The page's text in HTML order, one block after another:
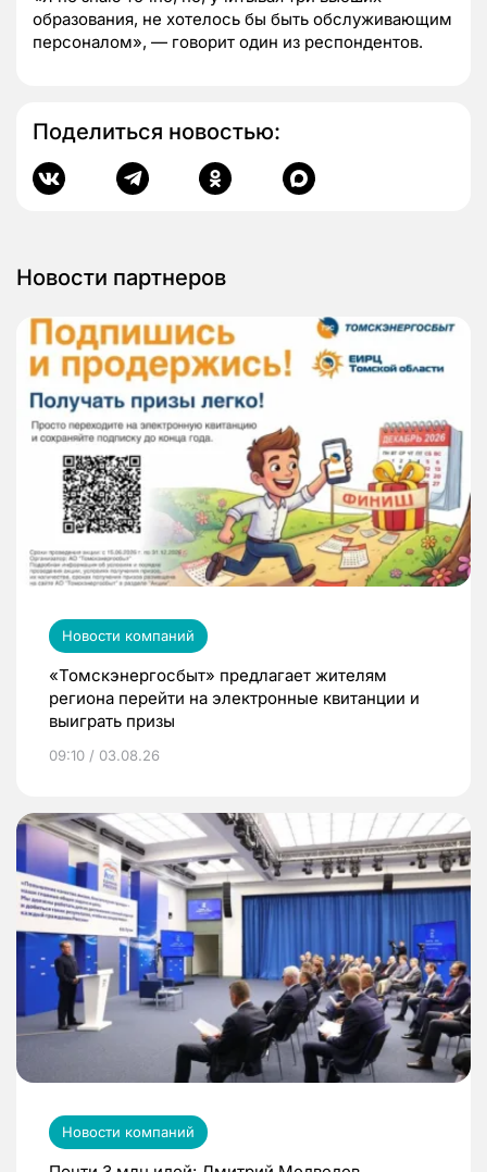
образования, не хотелось бы быть обслуживающим
персоналом», — говорит один из респондентов.
Поделиться новостью:
Новости партнеров
Новости компаний
«Томскэнергосбыт» предлагает жителям
региона перейти на электронные квитанции и
выиграть призы
09:10 / 03.08.26
Новости компаний